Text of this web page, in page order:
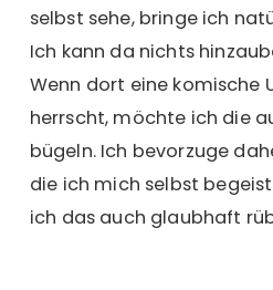
selbst sehe, bringe ich
Ich kann da nichts
Wenn dort eine komische
herrscht, möchte ich die
bügeln. Ich bevorzuge
die ich mich selbst
ich das auch glaubhaft